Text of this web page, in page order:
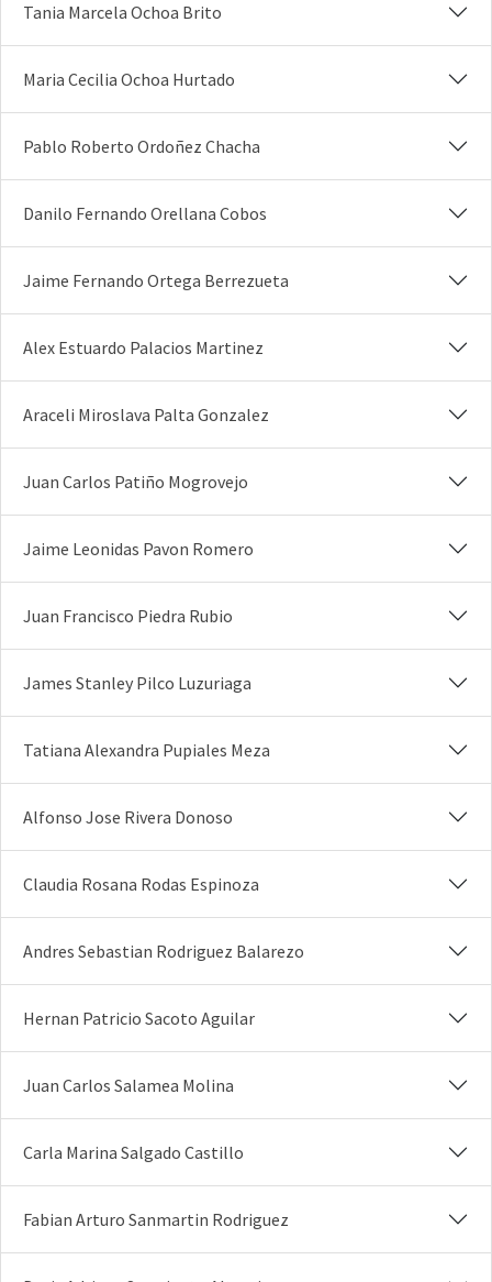
Tania Marcela Ochoa Brito
Maria Cecilia Ochoa Hurtado
Pablo Roberto Ordoñez Chacha
Danilo Fernando Orellana Cobos
Jaime Fernando Ortega Berrezueta
Alex Estuardo Palacios Martinez
Araceli Miroslava Palta Gonzalez
Juan Carlos Patiño Mogrovejo
Jaime Leonidas Pavon Romero
Juan Francisco Piedra Rubio
James Stanley Pilco Luzuriaga
Tatiana Alexandra Pupiales Meza
Alfonso Jose Rivera Donoso
Claudia Rosana Rodas Espinoza
Andres Sebastian Rodriguez Balarezo
Hernan Patricio Sacoto Aguilar
Juan Carlos Salamea Molina
Carla Marina Salgado Castillo
Fabian Arturo Sanmartin Rodriguez